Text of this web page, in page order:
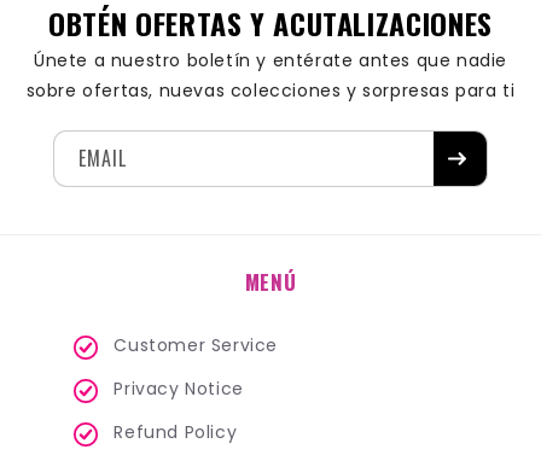
OBTÉN OFERTAS Y ACUTALIZACIONES
Únete a nuestro boletín y entérate antes que nadie
sobre ofertas, nuevas colecciones y sorpresas para ti
EMAIL
MENÚ
Customer Service
Privacy Notice
Refund Policy